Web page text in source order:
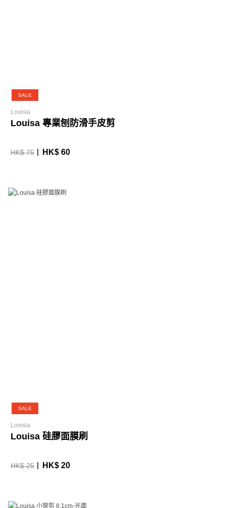
SALE
Lovisia
Louisa 專業刨防滑手皮剪
HK$ 75 HK$ 60
SALE
Lovisia
Louisa 硅膠面膜刷
HK$ 25 HK$ 20